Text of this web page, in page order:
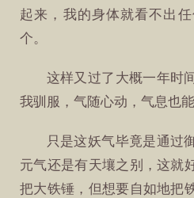
起来，我的身体就看不出
个。
这样又过了大概一年时
我驯服，气随心动，气息也
只是这妖气毕竟是通过
元气还是有天壤之别，这就
把大铁锤，但想要自如地把